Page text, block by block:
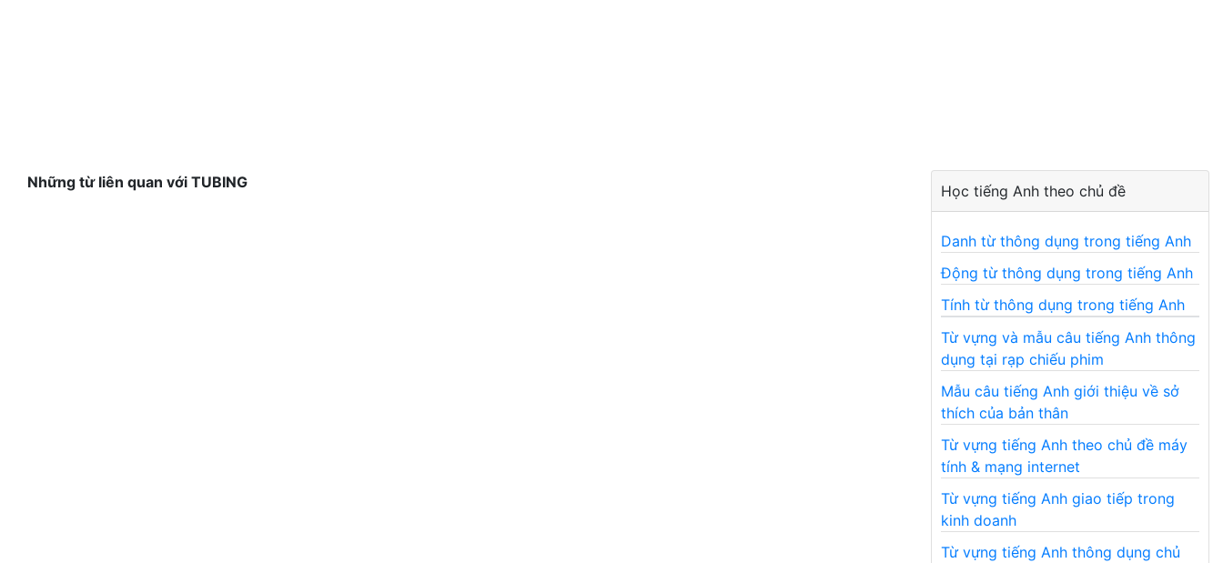
Những từ liên quan với TUBING
Học tiếng Anh theo chủ đề
Danh từ thông dụng trong tiếng Anh
Động từ thông dụng trong tiếng Anh
Tính từ thông dụng trong tiếng Anh
Từ vựng và mẫu câu tiếng Anh thông
dụng tại rạp chiếu phim
Mẫu câu tiếng Anh giới thiệu về sở
thích của bản thân
Từ vựng tiếng Anh theo chủ đề máy
tính & mạng internet
Từ vựng tiếng Anh giao tiếp trong
kinh doanh
Từ vựng tiếng Anh thông dụng chủ